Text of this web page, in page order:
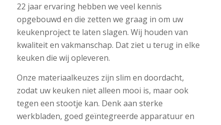
22 jaar ervaring hebben we veel kennis
opgebouwd en die zetten we graag in om uw
keukenproject te laten slagen. Wij houden van
kwaliteit en vakmanschap. Dat ziet u terug in elke
keuken die wij opleveren.
Onze materiaalkeuzes zijn slim en doordacht,
zodat uw keuken niet alleen mooi is, maar ook
tegen een stootje kan. Denk aan sterke
werkbladen, goed geïntegreerde apparatuur en